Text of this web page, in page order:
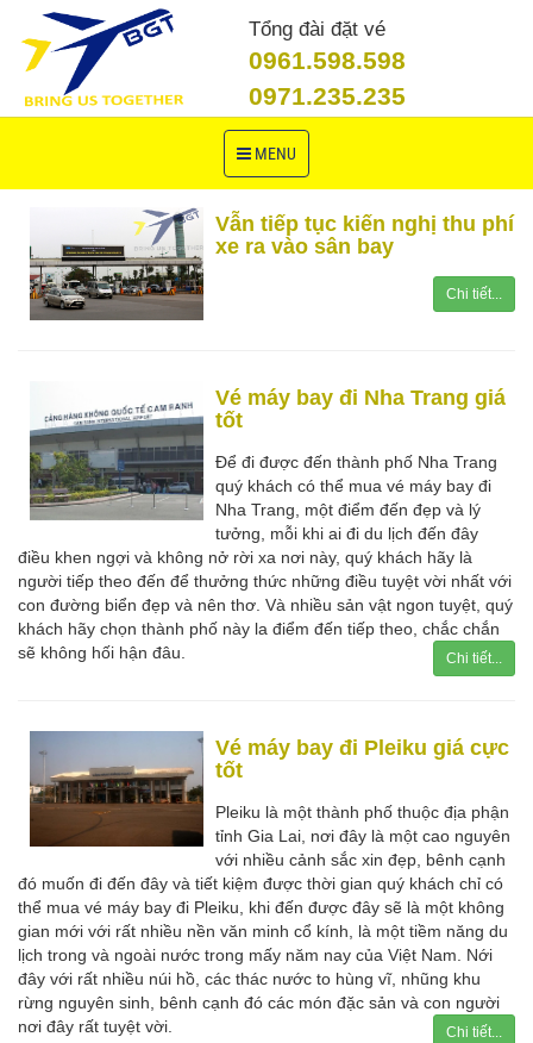
Tổng đài đặt vé
0961.598.598
0971.235.235
Toggle
navigation
MENU
Vẫn tiếp tục kiến nghị thu phí
xe ra vào sân bay
Chi tiết...
Vé máy bay đi Nha Trang giá
tốt
Để đi được đến thành phố Nha Trang
quý khách có thể mua vé máy bay đi
Nha Trang, một điểm đến đẹp và lý
tưởng, mỗi khi ai đi du lịch đến đây
điều khen ngợi và không nở rời xa nơi này, quý khách hãy là
người tiếp theo đến để thưởng thức những điều tuyệt vời nhất với
con đường biển đẹp và nên thơ. Và nhiều sản vật ngon tuyệt, quý
khách hãy chọn thành phố này la điểm đến tiếp theo, chắc chắn
sẽ không hối hận đâu.
Chi tiết...
Vé máy bay đi Pleiku giá cực
tốt
Pleiku là một thành phố thuộc địa phận
tỉnh Gia Lai, nơi đây là một cao nguyên
với nhiều cảnh sắc xin đẹp, bênh cạnh
đó muốn đi đến đây và tiết kiệm được thời gian quý khách chỉ có
thể mua vé máy bay đi Pleiku, khi đến được đây sẽ là một không
gian mới với rất nhiều nền văn minh cổ kính, là một tiềm năng du
lịch trong và ngoài nước trong mấy năm nay của Việt Nam. Nới
đây với rất nhiều núi hồ, các thác nước to hùng vĩ, nhũng khu
rừng nguyên sinh, bênh cạnh đó các món đặc sản và con người
nơi đây rất tuyệt vời.
Chi tiết...